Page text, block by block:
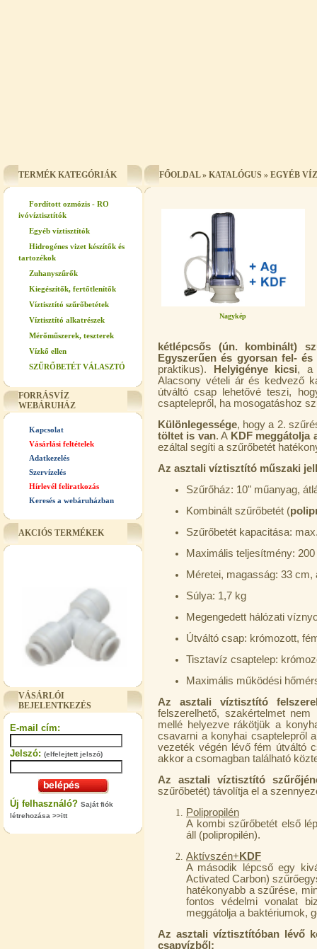
TERMÉK KATEGÓRIÁK
Fordított ozmózis - RO
ivóvíztisztítók
Egyéb víztisztítók
Hidrogénes vizet készítők és
tartozékok
Zuhanyszűrők
Kiegészítők, fertőtlenítők
Víztisztító szűrőbetétek
Víztisztító alkatrészek
Mérőműszerek, teszterek
Vízkő ellen
SZŰRŐBETÉT VÁLASZTÓ
FORRÁSVÍZ
WEBÁRUHÁZ
Kapcsolat
Vásárlási feltételek
Adatkezelés
Szervízelés
Hírlevél feliratkozás
Keresés a webáruházban
AKCIÓS TERMÉKEK
Quick
360,-Ft
320,-Ft
---------
VÁSÁRLÓI
BEJELENTKEZÉS
E-mail cím:
Jelszó: (elfelejtett jelszó)
Új felhasználó? Saját fiók
létrehozása >>itt
FŐOLDAL» KATALÓGUS » EGYÉB
Nagykép
kétlépcsős (ún. kombinált)
Egyszerűen és gyorsan fel- és
praktikus).
Helyigénye kicsi, a
Alacsony vételi ár és kedvező
útváltó csap lehetővé teszi,
csaptelepről, ha mosogatáshoz
Különlegessége, hogy a 2.
töltet is van. A KDF meggátolja
ezáltal segíti a szűrőbetét
Az asztali víztisztító műszaki
Szűrőház: 10" műanyag,
Kombinált szűrőbetét (
Szűrőbetét kapacitása:
Maximális teljesítmény: 200
Méretei, magasság: 33 cm,
Súlya: 1,7 kg
Megengedett hálózati
Útváltó csap: krómozott,
Tisztavíz csaptelep:
Maximális működési
Az asztali víztisztító
felszerelhető, szakértelmet
mellé helyezve rákötjük a
csavarni a konyhai csaptelepről
vezeték végén lévő fém útváltó
akkor a csomagban található
Az asztali víztisztító
szűrőbetét) távolítja el a
Polipropilén
A kombi szűrőbetét első
áll (polipropilén).
Aktívszén+ KDF
A második lépcső egy
Activated Carbon)
hatékonyabb a szűrése,
fontos védelmi vonalat
meggátolja a baktériumok,
Az asztali víztisztítóban lévő
csapvízből: